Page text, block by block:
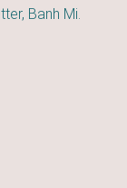
Banh Mi.